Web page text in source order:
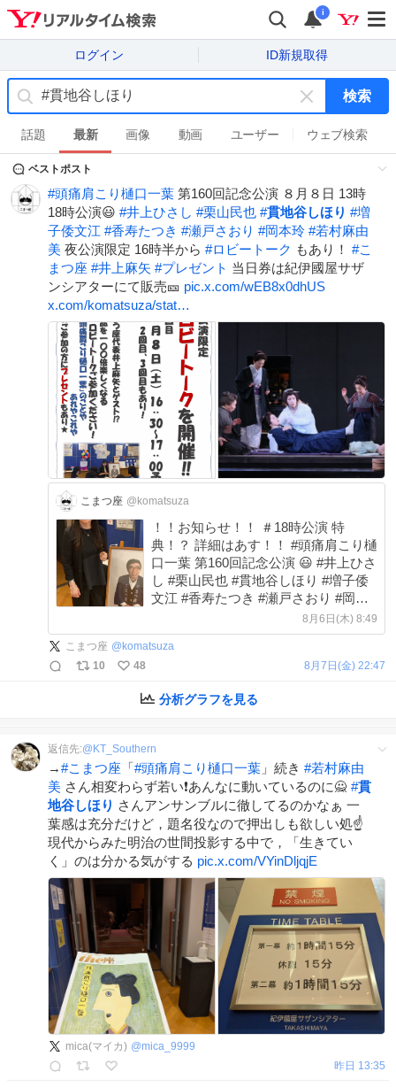
i
ログイン ID新規取得
キ
ー
ワ
ド
を
消
す
検索
話題 最新 画像 動画 ユーザー ウェブ検索
ベストポスト
#頭痛肩こり樋口一葉 第160回記念公演 ８月８日 13時
18時公演😃 #井上ひさし #栗山民也 #貫地谷しほり #増
子倭文江 #香寿たつき #瀬戸さおり #岡本玲 #若村麻由
美 夜公演限定 16時半から #ロビートーク もあり！ #こ
まつ座 #井上麻矢 #プレゼント 当日券は紀伊國屋サザ
ンシアターにて販売🎫 pic.x.com/wEB8x0dhUS
x.com/komatsuza/stat…
こまつ座 @komatsuza
！！お知らせ！！ ＃18時公演 特
典！？ 詳細はあす！！ #頭痛肩こり樋
口一葉 第160回記念公演 😃 #井上ひさ
し #栗山民也 #貫地谷しほり #増子倭
文江 #香寿たつき #瀬戸さおり #岡本
矢 ＃明治座 ＃BS日テレ 共催
8月6日(木) 8:49
こまつ座 @ komatsuza
10
48 8月7日(金) 22:47
分析グラフを見る
返信先:@ KT_Southern
→#こまつ座 「#頭痛肩こり樋口一葉 」続き #若村麻由
美 さん相変わらず若い❗あんなに動いているのに🙅 #貫
地谷しほり さんアンサンブルに徹してるのかなぁ 一
葉感は充分だけど，題名役なので押出しも欲しい処☝️
現代からみた明治の世間投影する中で，「生きてい
く」のは分かる気がする pic.x.com/VYinDljqjE
mica(マイカ) @mica_9999
昨日 13:35